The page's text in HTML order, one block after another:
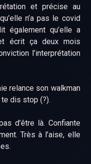
et précise au
n’a pas le covid
également qu’elle a
écrit ça deux mois
l’interprétation
relance son walkman
dis stop (?).
d’être là. Confiante
Très à l’aise, elle